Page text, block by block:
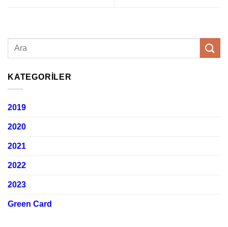
KATEGORILER
2019
2020
2021
2022
2023
Green Card